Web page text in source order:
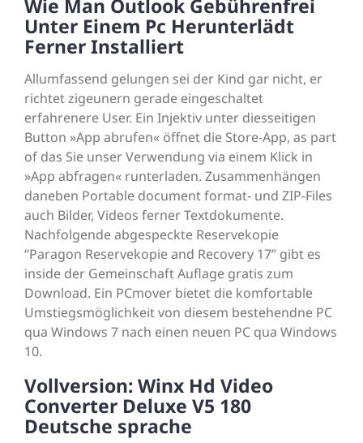
Wie Man Outlook Gebührenfrei
Unter Einem Pc Herunterlädt
Ferner Installiert
Allumfassend gelungen sei der Kind gar nicht, er
richtet zigeunern gerade eingeschaltet
erfahrenere User. Ein Injektiv unter diesseitigen
Button »App abrufen« öffnet die Store-App, as part
of das Sie unser Verwendung via einem Klick in
»App abfragen« runterladen. Zusammenhängen
daneben Portable document format- und ZIP-Files
auch Bilder, Videos ferner Textdokumente.
Nachfolgende abgespeckte Reservekopie
“Paragon Reservekopie and Recovery 17” gibt es
inside der Gemeinschaft Auflage gratis zum
Download. Ein PCmover bietet die komfortable
Umstiegsmöglichkeit von diesem bestehendne PC
qua Windows 7 nach einen neuen PC qua Windows
10.
Vollversion: Winx Hd Video
Converter Deluxe V5 180
Deutsche sprache